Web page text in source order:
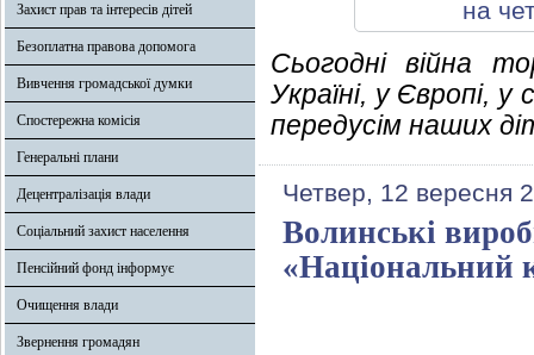
Захист прав та інтересів дітей
Безоплатна правова допомога
Вивчення громадської думки
Спостережна комісія
Генеральні плани
Децентралізація влади
Соціальний захист населення
Пенсійний фонд інформує
Очищення влади
Звернення громадян
Сьогодні війна
Україні, у Європі, у
передусім наших
Четвер, 12 вересня
Волинські
«Національний